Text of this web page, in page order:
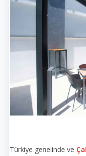
Türkiye genelinde ve